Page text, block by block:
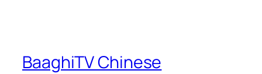
BaaghiTV Chinese